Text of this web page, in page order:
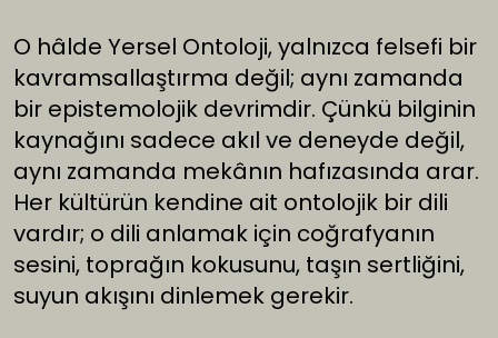
O hâlde Yersel Ontoloji, yalnızca felsefi bir
kavramsallaştırma değil; aynı zamanda
bir epistemolojik devrimdir. Çünkü bilginin
kaynağını sadece akıl ve deneyde değil,
aynı zamanda mekânın hafızasında arar.
Her kültürün kendine ait ontolojik bir dili
vardır; o dili anlamak için coğrafyanın
sesini, toprağın kokusunu, taşın sertliğini,
suyun akışını dinlemek gerekir.